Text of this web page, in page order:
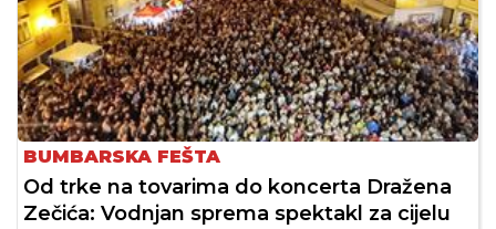
BUMBARSKA FEŠTA
Od trke na tovarima do koncerta Dražena
Zečića: Vodnjan sprema spektakl za cijelu